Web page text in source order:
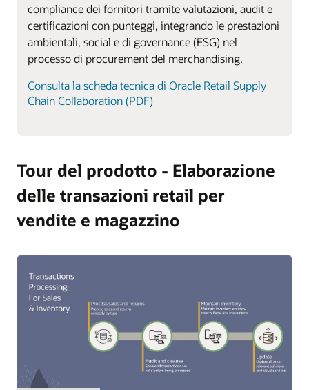
compliance dei fornitori tramite valutazioni, audit e
certificazioni con punteggi, integrando le prestazioni
ambientali, social e di governance (ESG) nel
processo di procurement del merchandising.
Consulta la scheda tecnica di Oracle Retail Supply
Chain Collaboration (PDF)
Tour del prodotto - Elaborazione
delle transazioni retail per
vendite e magazzino